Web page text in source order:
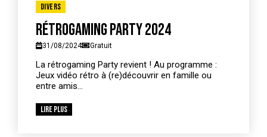
Divers
Rétrogaming Party 2024
31/08/2024 Gratuit
La rétrogaming Party revient ! Au programme :
Jeux vidéo rétro à (re)découvrir en famille ou
entre amis...
Lire plus